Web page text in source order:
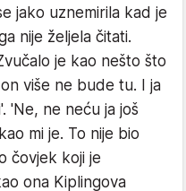
jako uznemirila kad je
nije željela čitati.
je kao nešto što
više ne bude tu. I ja
'Ne, ne neću ja još
mi je. To nije bio
čovjek koji je
ona Kiplingova